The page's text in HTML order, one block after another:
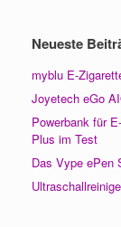
Neueste
myblu E-
Joyetech eGo
Powerbank für
Plus im Test
Das Vype ePen